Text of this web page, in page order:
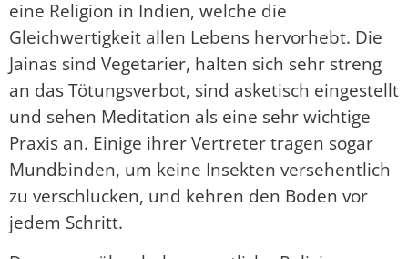
eine Religion in Indien, welche die
Gleichwertigkeit allen Lebens hervorhebt. Die
Jainas sind Vegetarier, halten sich sehr streng
an das Tötungsverbot, sind asketisch eingestellt
und sehen Meditation als eine sehr wichtige
Praxis an. Einige ihrer Vertreter tragen sogar
Mundbinden, um keine Insekten versehentlich
zu verschlucken, und kehren den Boden vor
jedem Schritt.